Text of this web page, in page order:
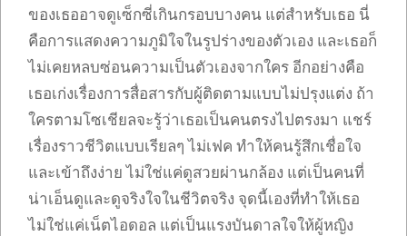
ของเธออาจดูเซ็กซี่เกินกรอบบางคน แต่สำหรับเธอ นี่
คือการแสดงความภูมิใจในรูปร่างของตัวเอง และเธอก็
ไม่เคยหลบซ่อนความเป็นตัวเองจากใคร อีกอย่างคือ
เธอเก่งเรื่องการสื่อสารกับผู้ติดตามแบบไม่ปรุงแต่ง ถ้า
ใครตามโซเชียลจะรู้ว่าเธอเป็นคนตรงไปตรงมา แชร์
เรื่องราวชีวิตแบบเรียลๆ ไม่เฟค ทำให้คนรู้สึกเชื่อใจ
และเข้าถึงง่าย ไม่ใช่แค่ดูสวยผ่านกล้อง แต่เป็นคนที่
น่าเอ็นดูและดูจริงใจในชีวิตจริง จุดนี้เองที่ทำให้เธอ
ไม่ใช่แค่เน็ตไอดอล แต่เป็นแรงบันดาลใจให้ผู้หญิง